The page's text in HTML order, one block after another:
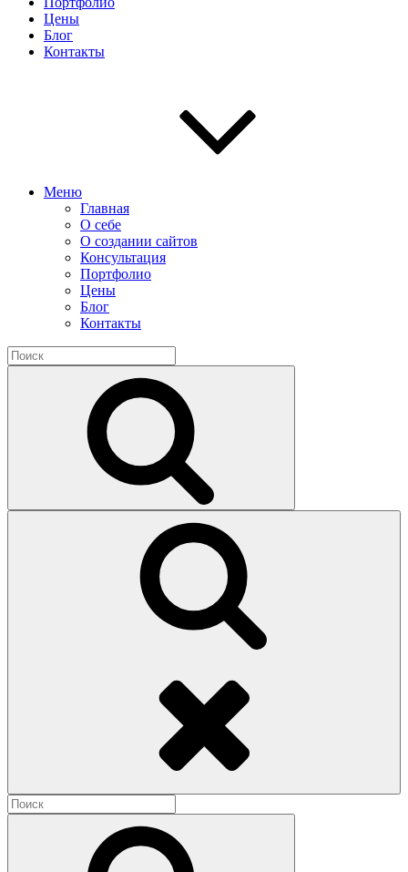
Цены
Блог
Контакты
Меню
Главная
О себе
О создании сайтов
Консультация
Портфолио
Цены
Блог
Контакты
Найти:
Найти: